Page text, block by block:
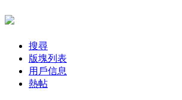
搜尋
版塊列表
用戶信息
熱帖